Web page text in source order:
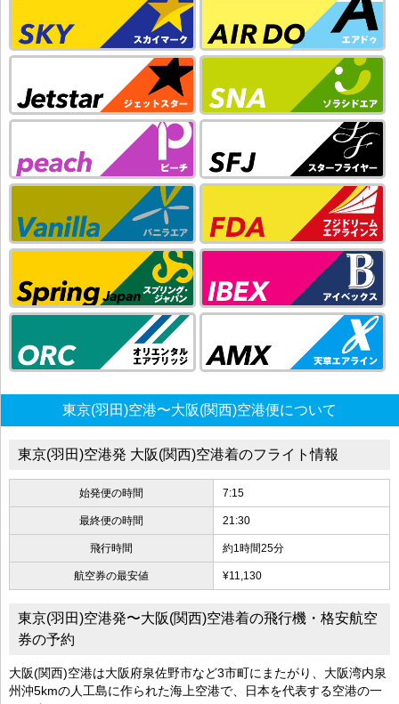
東京(羽田)空港〜大阪(関西)空港便について
東京(羽田)空港発 大阪(関西)空港着のフライト情報
始発便の時間 7:15
最終便の時間 21:30
飛行時間 約1時間25分
航空券の最安値 ¥11,130
東京(羽田)空港発〜大阪(関西)空港着の飛行機・格安航空
券の予約
大阪(関西)空港は大阪府泉佐野市など3市町にまたがり、大阪湾内泉
州沖5kmの人工島に作られた海上空港で、日本を代表する空港の一